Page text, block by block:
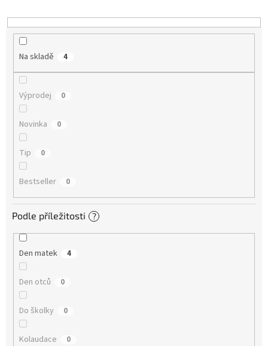
t
ů
Na skladě 4
Výprodej 0
Novinka 0
Tip 0
Bestseller 0
Podle příležitosti ?
Den matek 4
Den otců 0
Do školky 0
Kolaudace 0